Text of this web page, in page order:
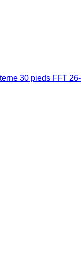
30 pieds FFT 26-